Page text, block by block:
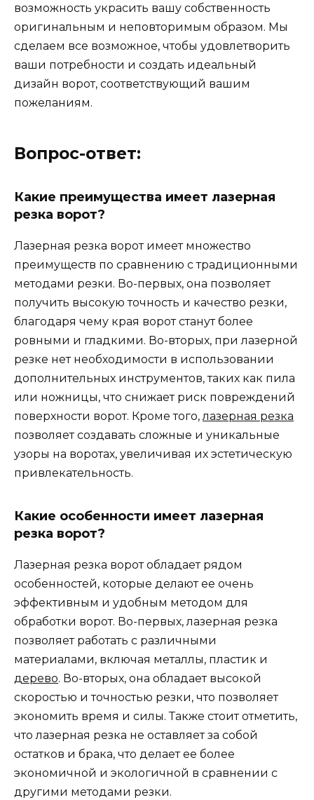
возможность украсить вашу собственность
оригинальным и неповторимым образом. Мы
сделаем все возможное, чтобы удовлетворить
ваши потребности и создать идеальный
дизайн ворот, соответствующий вашим
пожеланиям.
Вопрос-ответ:
Какие преимущества имеет лазерная
резка ворот?
Лазерная резка ворот имеет множество
преимуществ по сравнению с традиционными
методами резки. Во-первых, она позволяет
получить высокую точность и качество резки,
благодаря чему края ворот станут более
ровными и гладкими. Во-вторых, при лазерной
резке нет необходимости в использовании
дополнительных инструментов, таких как пила
или ножницы, что снижает риск повреждений
поверхности ворот. Кроме того,лазерная резка
позволяет создавать сложные и уникальные
узоры на воротах, увеличивая их эстетическую
привлекательность.
Какие особенности имеет лазерная
резка ворот?
Лазерная резка ворот обладает рядом
особенностей, которые делают ее очень
эффективным и удобным методом для
обработки ворот. Во-первых, лазерная резка
позволяет работать с различными
материалами, включая металлы, пластик и
дерево. Во-вторых, она обладает высокой
скоростью и точностью резки, что позволяет
экономить время и силы. Также стоит отметить,
что лазерная резка не оставляет за собой
остатков и брака, что делает ее более
экономичной и экологичной в сравнении с
другими методами резки.